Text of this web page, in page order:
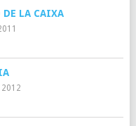
DE LA CAIXA
2012